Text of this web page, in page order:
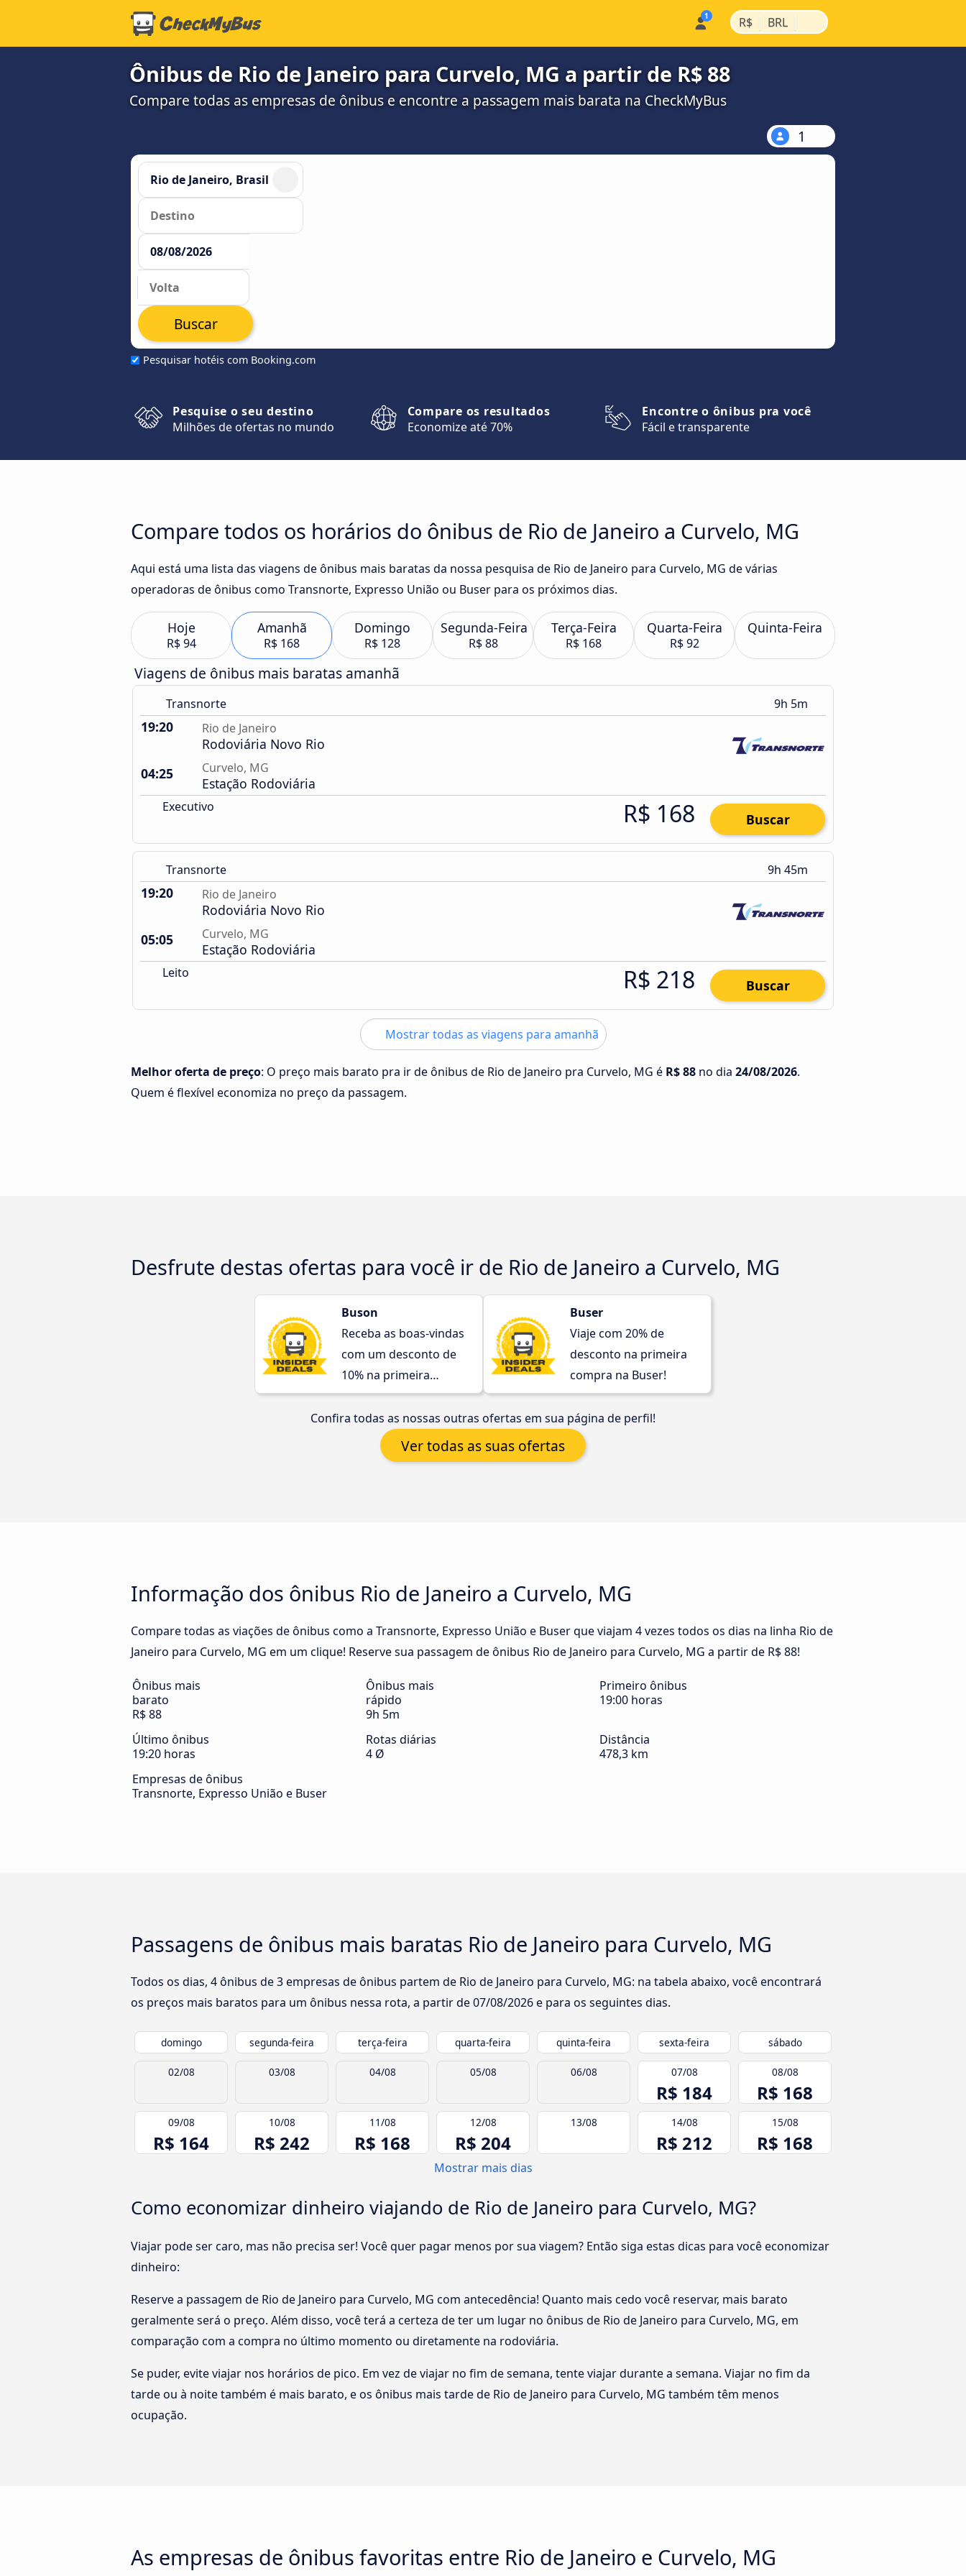
R$ | BRL |
Ônibus de Rio de Janeiro para Curvelo, MG a partir de R$ 88
Compare todas as empresas de ônibus e encontre a passagem mais barata na CheckMyBus
1
Pesquisar hotéis com Booking.com
Buscar
Pesquise o seu destino
Milhões de ofertas no mundo
Compare os resultados
Economize até 70%
Encontre o ônibus pra você
Fácil e transparente
Compare todos os horários do ônibus de Rio de Janeiro a Curvelo, MG
Aqui está uma lista das viagens de ônibus mais baratas da nossa pesquisa de Rio de Janeiro para Curvelo, MG de várias
operadoras de ônibus como Transnorte, Expresso União ou Buser para os próximos dias.
Hoje
R$ 94
Amanhã
R$ 168
Domingo
R$ 128
Segunda-Feira
R$ 88
Terça-Feira
R$ 168
Quarta-Feira
R$ 92
Quinta-Feira
Viagens de ônibus mais baratas amanhã
Transnorte 9h 5m
19:20 Rio de Janeiro
Rodoviária Novo Rio
04:25
Curvelo, MG
Estação Rodoviária
Executivo R$ 168 Buscar
Transnorte 9h 45m
19:20 Rio de Janeiro
Rodoviária Novo Rio
05:05
Curvelo, MG
Estação Rodoviária
Leito R$ 218 Buscar
Mostrar todas as viagens para amanhã
Melhor oferta de preço: O preço mais barato pra ir de ônibus de Rio de Janeiro pra Curvelo, MG é R$ 88 no dia 24/08/2026.
Quem é flexível economiza no preço da passagem.
Desfrute destas ofertas para você ir de Rio de Janeiro a Curvelo, MG
Buson
Receba as boas-vindas
com um desconto de
10% na primeira
compra!
Buser
Viaje com 20% de
desconto na primeira
compra na Buser!
Confira todas as nossas outras ofertas em sua página de perfil!
Ver todas as suas ofertas
Informação dos ônibus Rio de Janeiro a Curvelo, MG
Compare todas as viações de ônibus como a Transnorte, Expresso União e Buser que viajam 4 vezes todos os dias na linha Rio de
Janeiro para Curvelo, MG em um clique! Reserve sua passagem de ônibus Rio de Janeiro para Curvelo, MG a partir de R$ 88!
Ônibus mais
barato
R$ 88
Ônibus mais
rápido
9h 5m
Primeiro ônibus
19:00 horas
Último ônibus
19:20 horas
Rotas diárias
4 Ø
Distância
478,3 km
Empresas de ônibus
Transnorte, Expresso União e Buser
Passagens de ônibus mais baratas Rio de Janeiro para Curvelo, MG
Todos os dias, 4 ônibus de 3 empresas de ônibus partem de Rio de Janeiro para Curvelo, MG: na tabela abaixo, você encontrará
os preços mais baratos para um ônibus nessa rota, a partir de07/08/2026e para os seguintes dias.
domingo segunda-feira terça-feira quarta-feira quinta-feira sexta-feira sábado
02/08 03/08 04/08 05/08 06/08 07/08
R$ 184
08/08
R$ 168
09/08
R$ 164
10/08
R$ 242
11/08
R$ 168
12/08
R$ 204
13/08 14/08
R$ 212
15/08
R$ 168
Mostrar mais dias
Como economizar dinheiro viajando de Rio de Janeiro para Curvelo, MG?
Viajar pode ser caro, mas não precisa ser! Você quer pagar menos por sua viagem? Então siga estas dicas para você economizar
dinheiro:
Reserve a passagem de Rio de Janeiro para Curvelo, MG com antecedência! Quanto mais cedo você reservar, mais barato
geralmente será o preço. Além disso, você terá a certeza de ter um lugar no ônibus de Rio de Janeiro para Curvelo, MG, em
comparação com a compra no último momento ou diretamente na rodoviária.
Se puder, evite viajar nos horários de pico. Em vez de viajar no fim de semana, tente viajar durante a semana. Viajar no fim da
tarde ou à noite também é mais barato, e os ônibus mais tarde de Rio de Janeiro para Curvelo, MG também têm menos
ocupação.
As empresas de ônibus favoritas entre Rio de Janeiro e Curvelo, MG